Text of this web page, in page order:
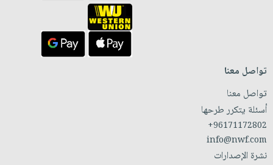
تواصل معنا
تواصل معنا
أسئلة يتكرر طرحها
+96171172802
info@nwf.com
نشرة الإصدارات